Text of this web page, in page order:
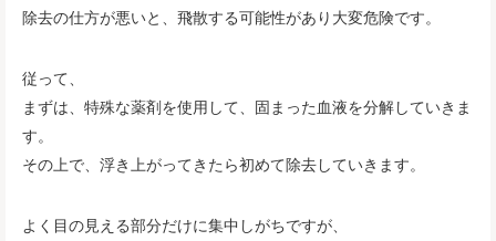
除去の仕方が悪いと、飛散する可能性があり大変危険です。
従って、
まずは、特殊な薬剤を使用して、固まった血液を分解していきま
す。
その上で、浮き上がってきたら初めて除去していきます。
よく目の見える部分だけに集中しがちですが、